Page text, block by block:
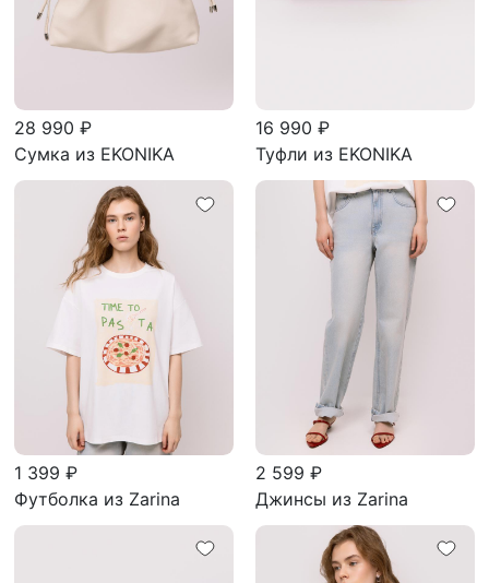
28 990 ₽
Сумка из EKONIKA
16 990 ₽
Туфли из EKONIKA
1 399 ₽
Футболка из Zarina
2 599 ₽
Джинсы из Zarina